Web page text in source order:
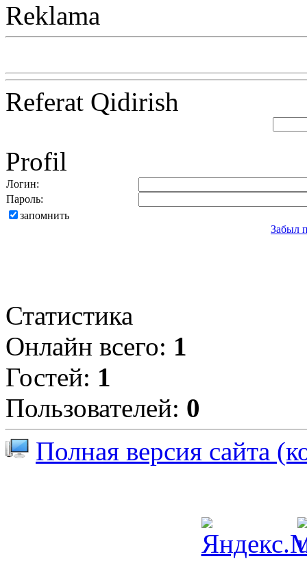
Reklama
Referat Qidirish
Profil
Логин:
Пароль:
запомнить
Забыл
Статистика
Онлайн всего: 1
Гостей: 1
Пользователей: 0
Полная версия сайта